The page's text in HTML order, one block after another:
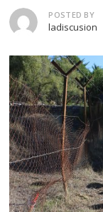
Author
POSTED BY
ladiscusion